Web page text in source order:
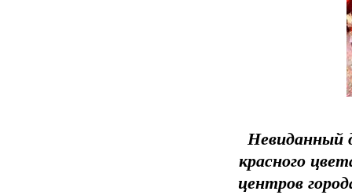
Невиданный
красного
центров